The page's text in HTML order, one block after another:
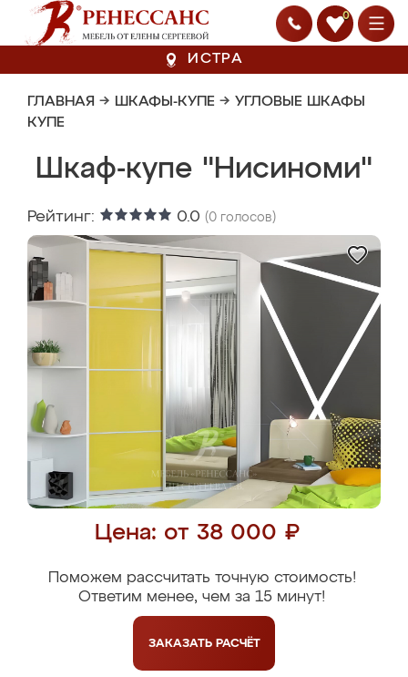
0
ИСТРА
ГЛАВНАЯ → ШКАФЫ-КУПЕ → УГЛОВЫЕ ШКАФЫ
КУПЕ
Шкаф-купе "Нисиноми"
Рейтинг: 0.0 (0 голосов)
Цена: от 38 000 ₽
Поможем рассчитать точную стоимость!
Ответим менее, чем за 15 минут!
ЗАКАЗАТЬ РАСЧЁТ